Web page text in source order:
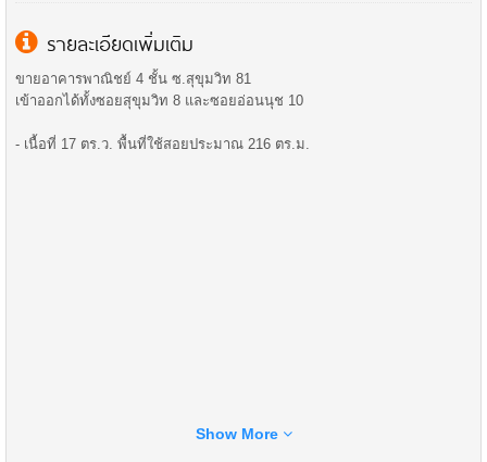
รายละเอียดเพิ่มเติม
ขายอาคารพาณิชย์ 4 ชั้น ซ.สุขุมวิท 81
เข้าออกได้ทั้งซอยสุขุมวิท 8 และซอยอ่อนนุช 10
- เนื้อที่ 17 ตร.ว. พื้นที่ใช้สอยประมาณ 216 ตร.ม.
Show More